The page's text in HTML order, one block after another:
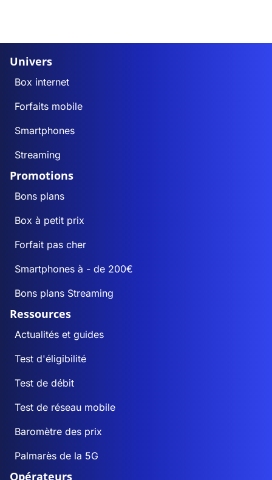
Univers
Box internet
Forfaits mobile
Smartphones
Streaming
Promotions
Bons plans
Box à petit prix
Forfait pas cher
Smartphones à - de 200€
Bons plans Streaming
Ressources
Actualités et guides
Test d'éligibilité
Test de débit
Test de réseau mobile
Baromètre des prix
Palmarès de la 5G
Opérateurs